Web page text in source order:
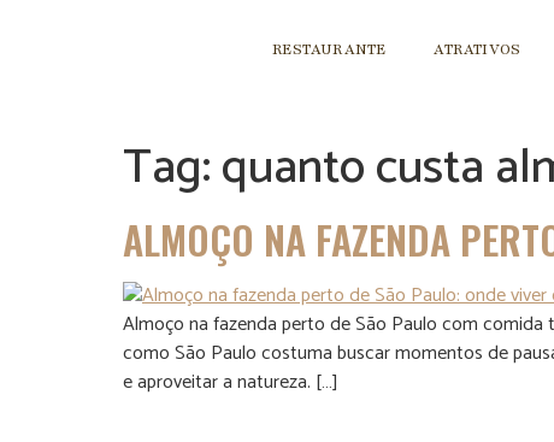
RESTAURANTE ATRATIVOS
Tag:quanto custa
ALMOÇO NA FAZENDA
Almoço na fazenda perto de São Paulo com comida
como São Paulo costuma buscar momentos de
e aproveitar a natureza. […]